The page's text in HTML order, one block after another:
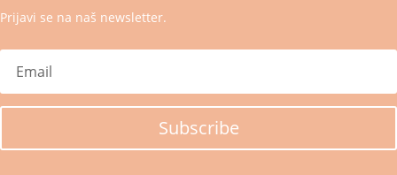
Prijavi se na naš newsletter.
Subscribe